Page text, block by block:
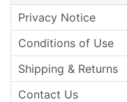
Privacy Notice
Conditions of Use
Shipping & Returns
Contact Us